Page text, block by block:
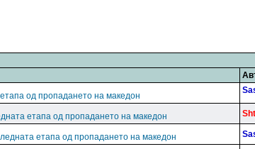
од пропадането на македон
етапа од пропадането на македон
етапа од пропадането на македон